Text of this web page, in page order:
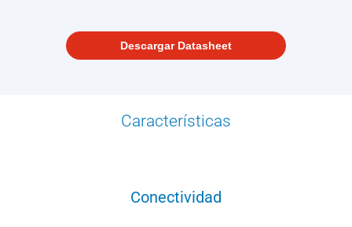
Descargar Datasheet
Características
Conectividad